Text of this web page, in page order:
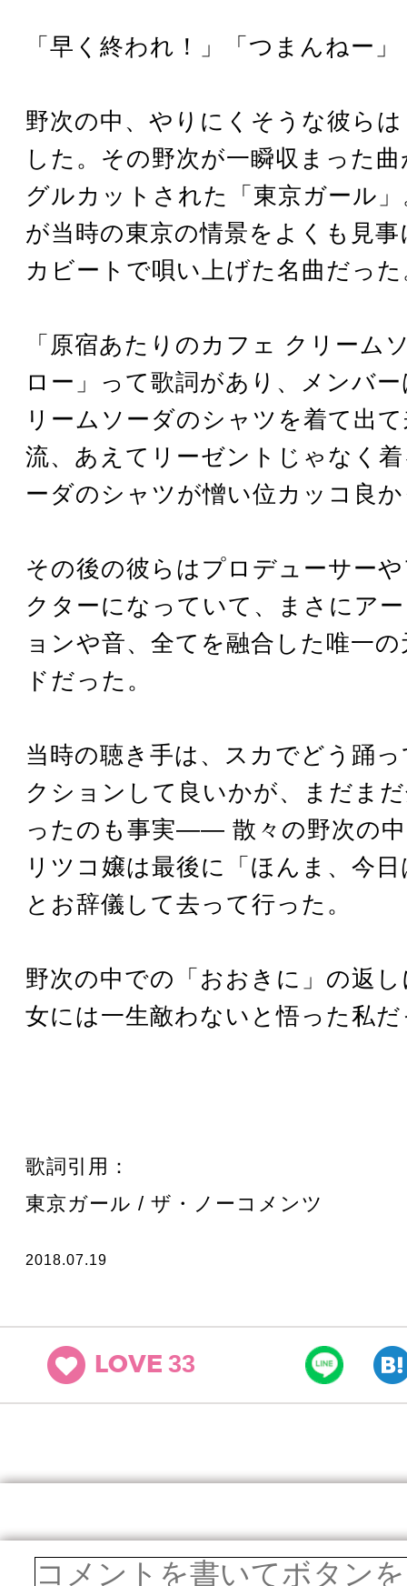
「早く終われ！」「つまんねー」
野次の中、やりにくそうな彼ら
した。その野次が一瞬収まった
グルカットされた「東京ガール
が当時の東京の情景をよくも見
カビートで唄い上げた名曲だった
「原宿あたりのカフェ クリーム
ロー」って歌詞があり、メンバ
リームソーダのシャツを着て出
流、あえてリーゼントじゃなく
ーダのシャツが憎い位カッコ良
その後の彼らはプロデューサー
クターになっていて、まさにア
ョンや音、全てを融合した唯一
ドだった。
当時の聴き手は、スカでどう踊
クションして良いかが、まだま
ったのも事実―― 散々の野次の
リツコ嬢は最後に「ほんま、今
とお辞儀して去って行った。
野次の中での「おおきに」の返
女には一生敵わないと悟った私
歌詞引用：
東京ガール / ザ・ノーコメンツ
2018.07.19
LOVE 33